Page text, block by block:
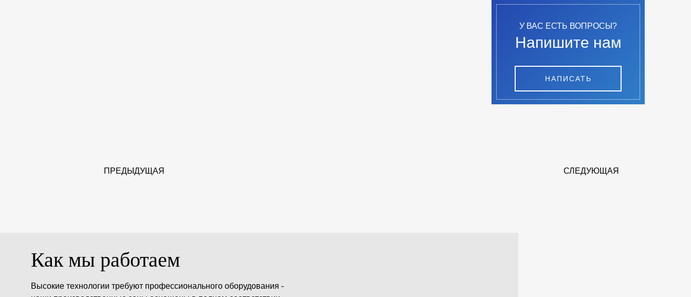
У ВАС ЕСТЬ ВОПРОСЫ?
Напишите нам
НАПИСАТЬ
ПРЕДЫДУЩАЯ СЛЕДУЮЩАЯ
Как мы работаем
Высокие технологии требуют профессионального оборудования -